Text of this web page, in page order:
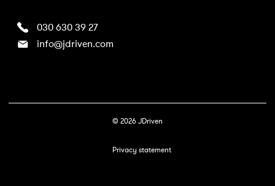
030 630 39 27
info@jdriven.com
©2026JDriven
Privacy statement